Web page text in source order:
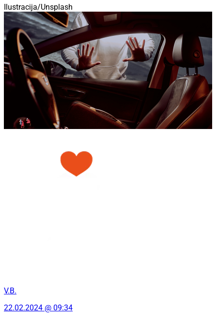
Ilustracija/Unsplash
V.B.
22.02.2024 @ 09:34